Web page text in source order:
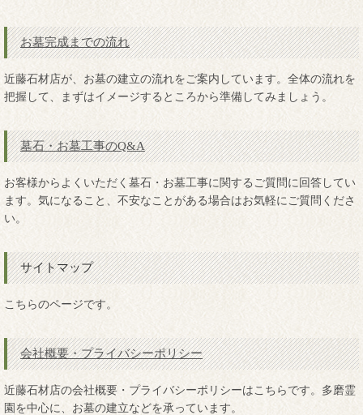
お墓完成までの流れ
近藤石材店が、お墓の建立の流れをご案内しています。全体の流れを
把握して、まずはイメージするところから準備してみましょう。
墓石・お墓工事のQ&A
お客様からよくいただく墓石・お墓工事に関するご質問に回答してい
ます。気になること、不安なことがある場合はお気軽にご質問くださ
い。
サイトマップ
こちらのページです。
会社概要・プライバシーポリシー
近藤石材店の会社概要・プライバシーポリシーはこちらです。多磨霊
園を中心に、お墓の建立などを承っています。